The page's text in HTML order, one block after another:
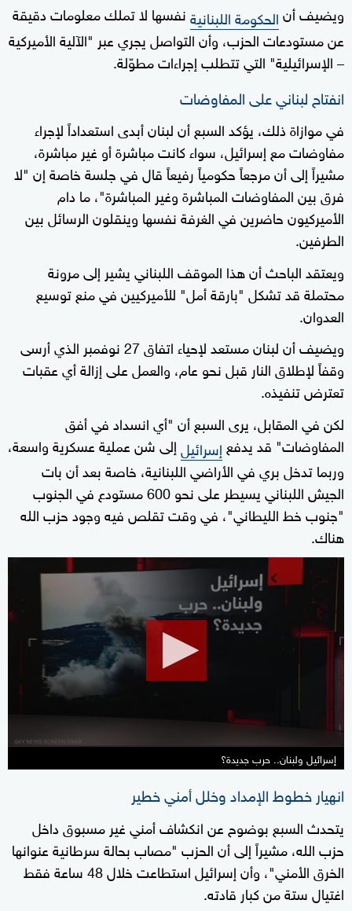
ويضيف أنالحكومة اللبنانيةنفسها لا تملك معلومات دقيقة
عن مستودعات الحزب، وأن التواصل يجري عبر "الآلية الأميركية
– الإسرائيلية" التي تتطلب إجراءات مطوّلة.
انفتاح لبناني على المفاوضات
في موازاة ذلك، يؤكد السبع أن لبنان أبدى استعداداً لإجراء
مفاوضات مع إسرائيل، سواء كانت مباشرة أو غير مباشرة،
مشيراً إلى أن مرجعاً حكومياً رفيعاً قال في جلسة خاصة إن "لا
فرق بين المفاوضات المباشرة وغير المباشرة"، ما دام
الأميركيون حاضرين في الغرفة نفسها وينقلون الرسائل بين
الطرفين.
ويعتقد الباحث أن هذا الموقف اللبناني يشير إلى مرونة
محتملة قد تشكل "بارقة أمل" للأميركيين في منع توسيع
العدوان.
ويضيف أن لبنان مستعد لإحياء اتفاق 27 نوفمبر الذي أرسى
وقفاً لإطلاق النار قبل نحو عام، والعمل على إزالة أي عقبات
تعترض تنفيذه.
لكن في المقابل، يرى السبع أن "أي انسداد في أفق
المفاوضات" قد يدفع إسرائيلإلى شن عملية عسكرية واسعة،
وربما تدخل بري في الأراضي اللبنانية، خاصة بعد أن بات
الجيش اللبناني يسيطر على نحو 600 مستودع في الجنوب
"جنوب خط الليطاني"، في وقت تقلص فيه وجود حزب الله
هناك.
minutes,
seconds
إسرائيل ولبنان.. حرب جديدة؟
انهيار خطوط الإمداد وخلل أمني خطير
يتحدث السبع بوضوح عن انكشاف أمني غير مسبوق داخل
حزب الله، مشيراً إلى أن الحزب "مصاب بحالة سرطانية عنوانها
الخرق الأمني"، وأن إسرائيل استطاعت خلال 48 ساعة فقط
اغتيال ستة من كبار قادته.